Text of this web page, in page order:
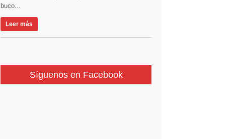
buco...
Leer más
Síguenos en Facebook